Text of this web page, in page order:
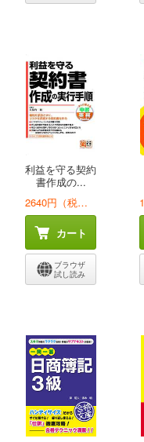
利益を守る契約
書作成の...
2640円（税込）
カート
ブラウザ
試し読み